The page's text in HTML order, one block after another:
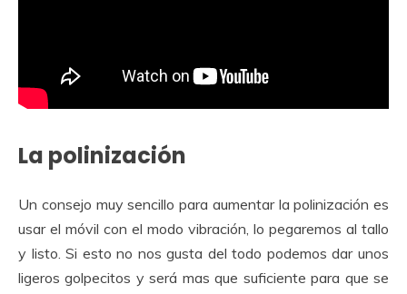
La polinización
Un consejo muy sencillo para aumentar la polinización es
usar el móvil con el modo vibración, lo pegaremos al tallo
y listo. Si esto no nos gusta del todo podemos dar unos
ligeros golpecitos y será mas que suficiente para que se